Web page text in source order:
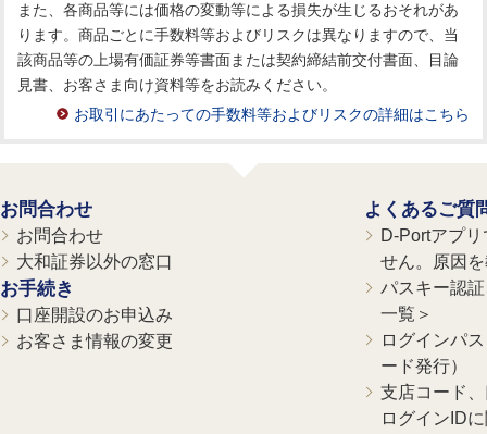
また、各商品等には価格の変動等による損失が生じるおそれがあ
ります。商品ごとに手数料等およびリスクは異なりますので、当
該商品等の上場有価証券等書面または契約締結前交付書面、目論
見書、お客さま向け資料等をお読みください。
お取引にあたっての手数料等およびリスクの詳細はこちら
お問合わせ
お問合わせ
大和証券以外の窓口
お手続き
口座開設のお申込み
お客さま情報の変更
よくあるご質
D-Portアプ
せん。原因
パスキー認
一覧＞
ログインパ
ード発行）
支店コード
ログインID